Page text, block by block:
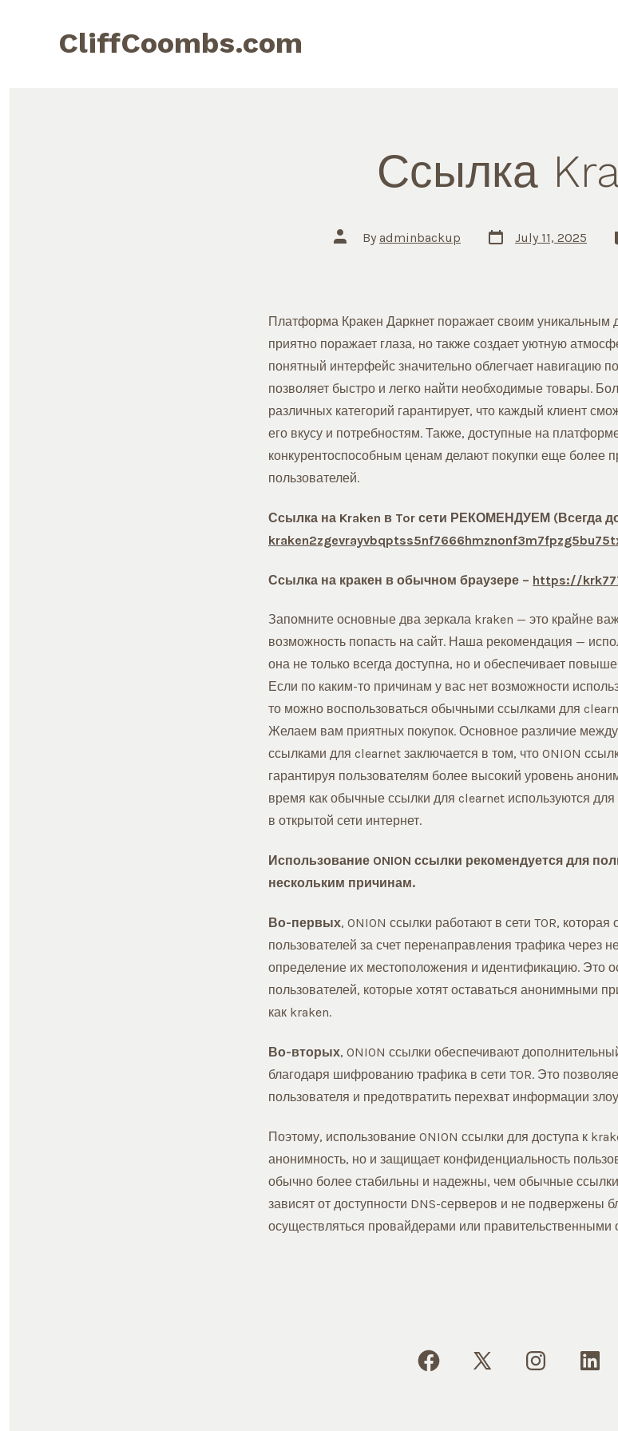
CliffCoombs.com
Ссылка
Post
author
By adminbackup
Post
date
July 11, 2025
Платформа Кракен Даркнет поражает своим уникальным
приятно поражает глаза, но также создает уютную
понятный интерфейс значительно облегчает навигацию
позволяет быстро и легко найти необходимые товары.
различных категорий гарантирует, что каждый клиент
его вкусу и потребностям. Также, доступные на
конкурентоспособным ценам делают покупки еще более
пользователей.
Ссылка на Kraken в Tor сети РЕКОМЕНДУЕМ (Всегда
Ссылка на кракен в обычном браузере – https://
Запомните основные два зеркала kraken — это крайне
возможность попасть на сайт. Наша рекомендация —
она не только всегда доступна, но и обеспечивает
Если по каким-то причинам у вас нет возможности
то можно воспользоваться обычными ссылками для
Желаем вам приятных покупок. Основное различие
ссылками для clearnet заключается в том, что ONION
гарантируя пользователям более высокий уровень
время как обычные ссылки для clearnet используются
в открытой сети интернет.
Использование ONION ссылки рекомендуется для
нескольким причинам.
Во-первых, ONION ссылки работают в сети TOR,
пользователей за счет перенаправления трафика через
определение их местоположения и идентификацию. Это
пользователей, которые хотят оставаться анонимными
как kraken.
Во-вторых, ONION ссылки обеспечивают
благодаря шифрованию трафика в сети TOR. Это
пользователя и предотвратить перехват информации
Поэтому, использование ONION ссылки для доступа к
анонимность, но и защищает конфиденциальность
обычно более стабильны и надежны, чем обычные ссылки
зависят от доступности DNS-серверов и не подвержены
осуществляться провайдерами или правительственными
Open
Open
Open
Open